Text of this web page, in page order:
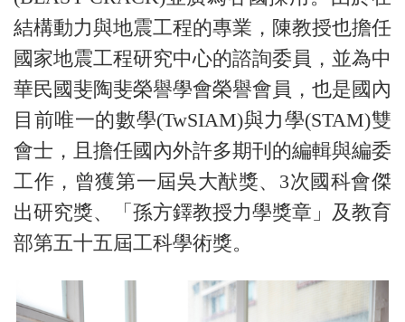
結構動力與地震工程的專業，陳教授也擔任
國家地震工程研究中心的諮詢委員，並為中
華民國斐陶斐榮譽學會榮譽會員，也是國內
目前唯一的數學(TwSIAM)與力學(STAM)雙
會士，且擔任國內外許多期刊的編輯與編委
工作，曾獲第一屆吳大猷獎、3次國科會傑
出研究獎、「孫方鐸教授力學獎章」及教育
部第五十五屆工科學術獎。